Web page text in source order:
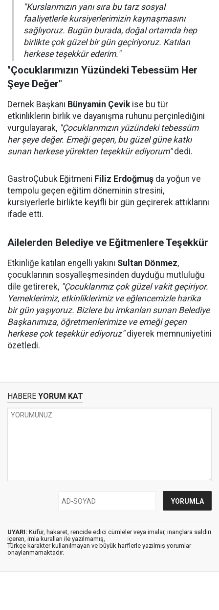
"Kurslarımızın yanı sıra bu tarz sosyal
faaliyetlerle kursiyerlerimizin kaynaşmasını
sağlıyoruz. Bugün burada, doğal ortamda hep
birlikte çok güzel bir gün geçiriyoruz. Katılan
herkese teşekkür ederim."
"Çocuklarımızın Yüzündeki Tebessüm Her
Şeye Değer"
Dernek Başkanı Bünyamin Çevikise bu tür
etkinliklerin birlik ve dayanışma ruhunu perçinlediğini
vurgulayarak, "Çocuklarımızın yüzündeki tebessüm
her şeye değer. Emeği geçen, bu güzel güne katkı
sunan herkese yürekten teşekkür ediyorum"dedi.
GastroÇubuk Eğitmeni Filiz Erdoğmuş da yoğun ve
tempolu geçen eğitim döneminin stresini,
kursiyerlerle birlikte keyifli bir gün geçirerek attıklarını
ifade etti.
Ailelerden Belediye ve Eğitmenlere Teşekkür
Etkinliğe katılan engelli yakını Sultan Dönmez,
çocuklarının sosyalleşmesinden duyduğu mutluluğu
dile getirerek, "Çocuklarımız çok güzel vakit geçiriyor.
Yemeklerimiz, etkinliklerimiz ve eğlencemizle harika
bir gün yaşıyoruz. Bizlere bu imkanları sunan Belediye
Başkanımıza, öğretmenlerimize ve emeği geçen
herkese çok teşekkür ediyoruz"diyerek memnuniyetini
özetledi.
HABERE YORUM KAT
UYARI: Küfür, hakaret, rencide edici cümleler veya imalar, inançlara saldırı
içeren, imla kuralları ile yazılmamış,
Türkçe karakter kullanılmayan ve büyük harflerle yazılmış yorumlar
onaylanmamaktadır.